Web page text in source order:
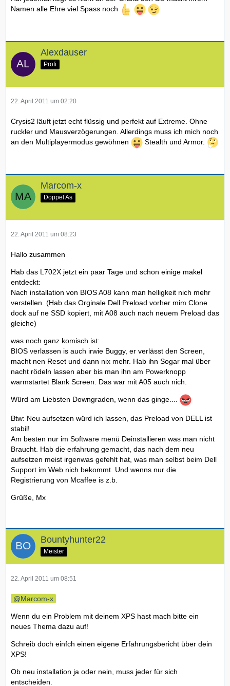
Namen alle Ehre viel Spass noch
Alexdauser
Profi
22. April 2011 um 02:20
Crysis2 läuft jetzt echt flüssig und perfekt auf Extreme. Ohne
ruckler und Mausverzögerungen. Allerdings muss ich mich noch
an den Multiplayermodus gewöhnen
Stealth und Armor.
Marcom-x
Doppel As
22. April 2011 um 08:23
Hallo zusammen
Hab das L702X jetzt ein paar Tage und schon einige makel
entdeckt:
Nach installation von BIOS A08 kann man helligkeit nich mehr
verstellen. (Hab das Orginale Dell Preload vorher mim Clone
dock auf ne SSD kopiert, mit A08 auch nach neuem Preload das
gleiche)
was noch ganz komisch ist:
BIOS verlassen is auch irwie Buggy, er verlässt den Screen,
macht nen Reset und dann nix mehr. Hab ihn Sogar mal über
nacht rödeln lassen aber bis man ihn am Powerknopp
warmstartet Blank Screen. Das war mit A05 auch nich.
Würd am Liebsten Downgraden, wenn das ginge....
Btw: Neu aufsetzen würd ich lassen, das Preload von DELL ist
stabil!
Am besten nur im Software menü Deinstallieren was man nicht
Braucht. Hab die erfahrung gemacht, das nach dem neu
aufsetzen meist irgenwas gefehlt hat, was man selbst beim Dell
Support im Web nich bekommt. Und wenns nur die
Registrierung von Mcaffee is z.b.
Grüße, Mx
Bountyhunter22
Meister
22. April 2011 um 08:51
Marcom-x
Wenn du ein Problem mit deinem XPS hast mach bitte ein
neues Thema dazu auf!
Schreib doch einfch einen eigene Erfahrungsbericht über dein
XPS!
Ob neu installation ja oder nein, muss jeder für sich
entscheiden.